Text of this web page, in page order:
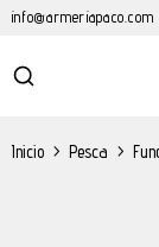
info@armeriapaco.com
Inicio > Pesca >